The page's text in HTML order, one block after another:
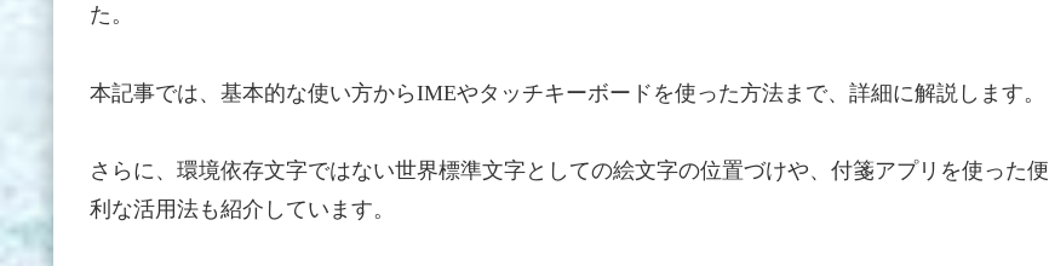
た。
本記事では、基本的な使い方からIMEやタッチキーボードを使った方法まで、詳細に解説します。
さらに、環境依存文字ではない世界標準文字としての絵文字の位置づけや、付箋アプリを使った便
利な活用法も紹介しています。